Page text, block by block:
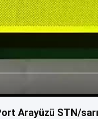
Arayüzü STN/